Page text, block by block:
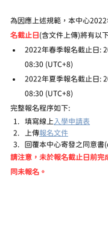
為因應上述規範，本中心
名截止日 (含文件上傳)將有以
2022年春季報名截止日:
08:30 (UTC+8)
2022年夏季報名截止日:
08:30 (UTC+8)
完整報名程序如下:
填寫線上 入學申請表
上傳報名文件
回覆本中心寄發之同意書
請注意，未於報名截止日前完
同未報名。